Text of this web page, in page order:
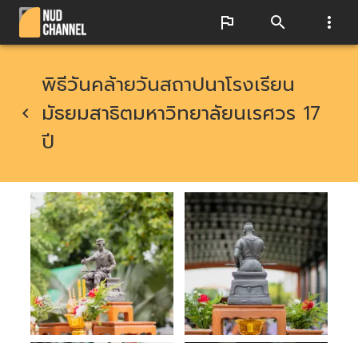
พิธีวันคล้ายวันสถาปนาโรงเรียน
มัธยมสาธิตมหาวิทยาลัยนเรศวร 17
ปี